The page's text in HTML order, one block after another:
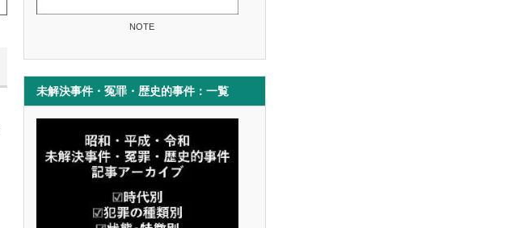
NOTE
未解決事件・冤罪・歴史的事件：一覧